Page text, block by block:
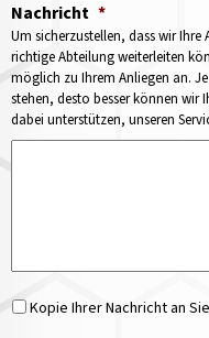
Nachricht *
Um sicherzustellen, dass wir
richtige Abteilung weiterleiten
möglich zu Ihrem Anliegen an.
stehen, desto besser können wir
dabei unterstützen, unseren
Kopie Ihrer Nachricht an